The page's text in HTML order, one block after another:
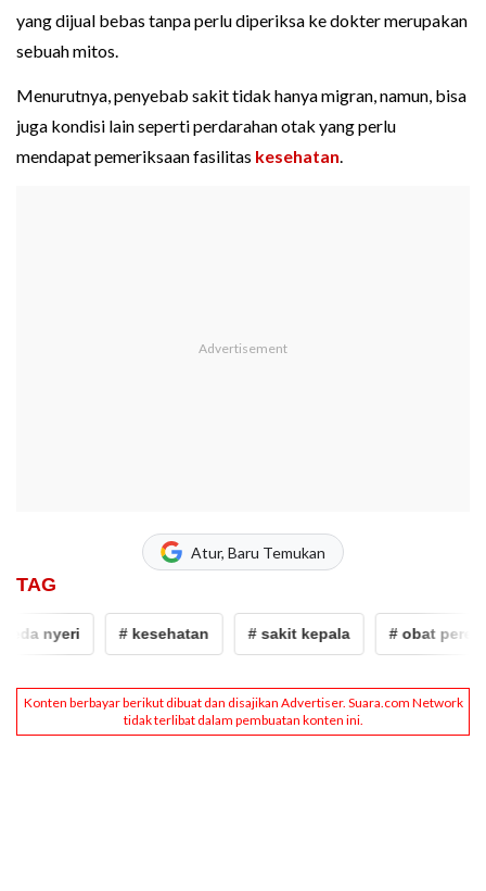
yang dijual bebas tanpa perlu diperiksa ke dokter merupakan
sebuah mitos.
Menurutnya, penyebab sakit tidak hanya migran, namun, bisa
juga kondisi lain seperti perdarahan otak yang perlu
mendapat pemeriksaan fasilitas kesehatan.
Atur, Baru Temukan
TAG
nyeri # kesehatan # sakit kepala # obat pereda